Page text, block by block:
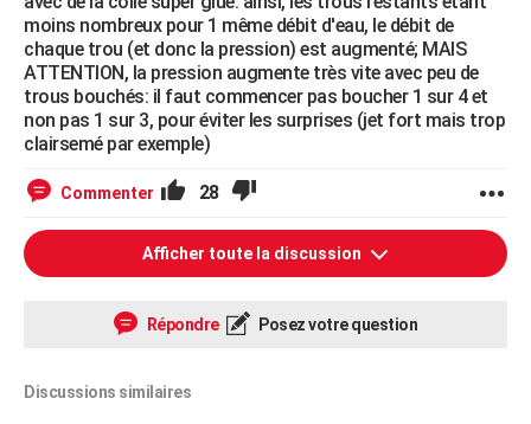
moins nombreux pour 1 même débit d'eau, le débit de
chaque trou (et donc la pression) est augmenté; MAIS
ATTENTION, la pression augmente très vite avec peu de
trous bouchés: il faut commencer pas boucher 1 sur 4 et
non pas 1 sur 3, pour éviter les surprises (jet fort mais trop
clairsemé par exemple)
Commenter 28
Afficher toute la discussion
Répondre Posez votre question
Discussions similaires